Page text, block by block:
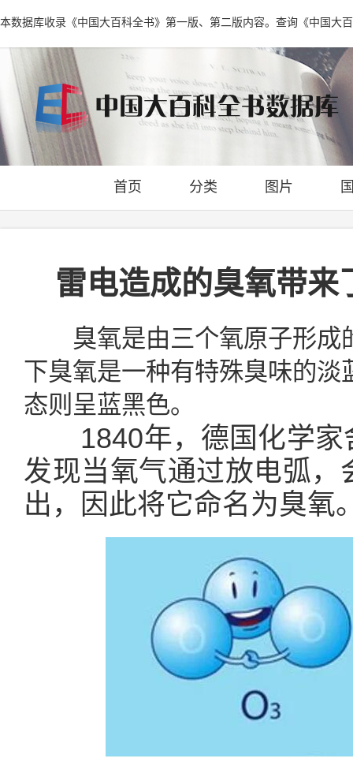
本数据库收录《中国大百科全书》第一版、第二版内容。查询《中国大
首页 分类 图片
雷电造成的臭氧带
臭氧是由三个氧原子形成
下臭氧是一种有特殊臭味的
态则呈蓝黑色。
1840年，德国化学家
发现当氧气通过放电弧
出，因此将它命名为臭氧